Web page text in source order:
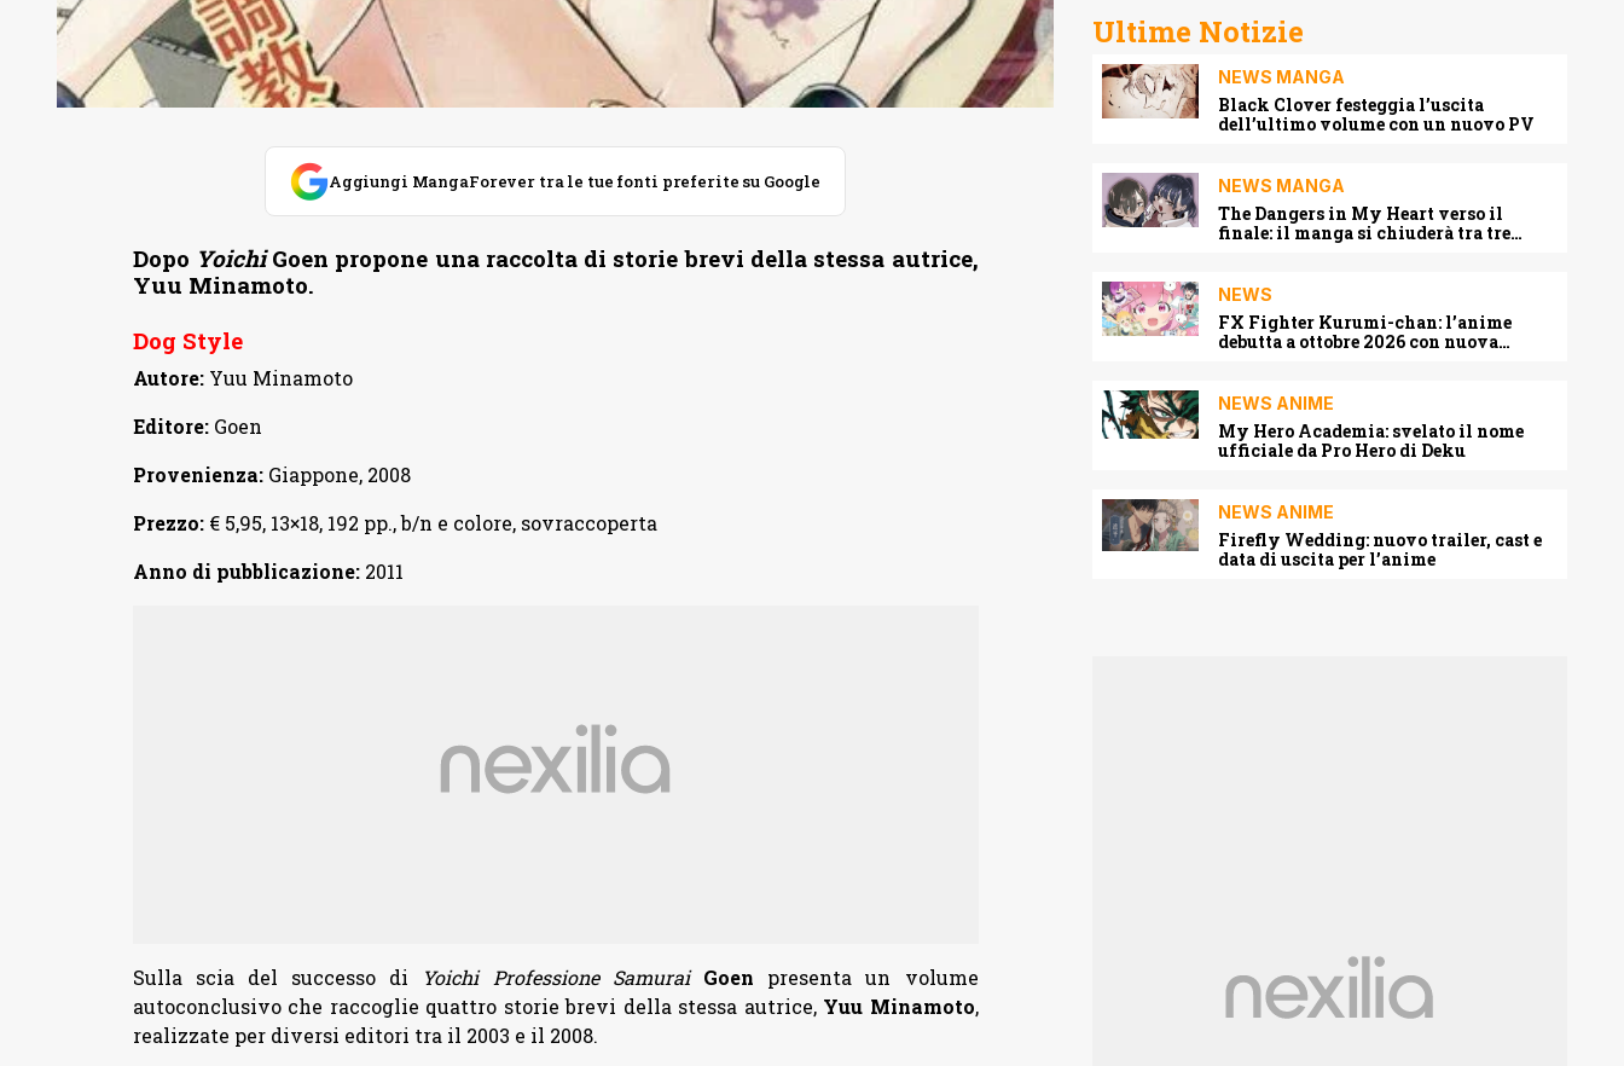
Aggiungi MangaForever tra le tue fonti preferite su Google
Dopo YoichiGoen propone una raccolta di storie brevi della stessa autrice,
Yuu Minamoto.
Dog Style
Autore: Yuu Minamoto
Editore:Goen
Provenienza: Giappone, 2008
Prezzo:€ 5,95, 13×18, 192 pp., b/n e colore, sovraccoperta
Anno di pubblicazione:2011
Sulla scia del successo di Yoichi Professione Samurai Goen presenta un volume
autoconclusivo che raccoglie quattro storie brevi della stessa autrice, Yuu Minamoto,
realizzate per diversi editori tra il 2003 e il 2008.
Ultime Notizie
NEWS MANGA
Black Clover festeggia l’uscita
dell’ultimo volume con un nuovo PV
NEWS MANGA
The Dangers in My Heart verso il
finale: il manga si chiuderà tra tre
NEWS
FX Fighter Kurumi-chan: l’anime
debutta a ottobre 2026 con nuova
NEWS ANIME
My Hero Academia: svelato il nome
ufficiale da Pro Hero di Deku
NEWS ANIME
Firefly Wedding: nuovo trailer, cast e
data di uscita per l’anime